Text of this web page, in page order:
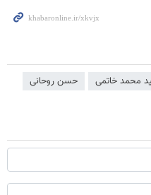
محمد خاتمی حسن روحانی